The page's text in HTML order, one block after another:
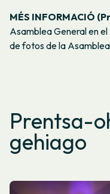
MÉS INFORMACIÓ
Asamblea General en
de fotos de la
Prentsa-
gehiago